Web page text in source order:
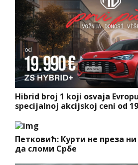
Hibrid broj 1 koji osvaja
specijalnoj akcijskoj ceni od
Петковић: Курти не преза
да сломи Србе